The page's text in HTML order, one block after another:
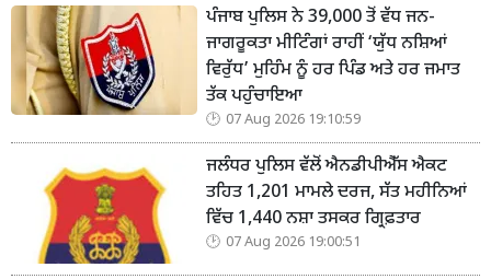
ਪੰਜਾਬ ਪੁਲਿਸ ਨੇ 39,000 ਤੋਂ ਵੱਧ ਜਨ-
ਜਾਗਰੂਕਤਾ ਮੀਟਿੰਗਾਂ ਰਾਹੀਂ ‘ਯੁੱਧ ਨਸ਼ਿਆਂ
ਵਿਰੁੱਧ’ ਮੁਹਿੰਮ ਨੂੰ ਹਰ ਪਿੰਡ ਅਤੇ ਹਰ ਜਮਾਤ
ਤੱਕ ਪਹੁੰਚਾਇਆ
07 Aug 2026 19:10:59
ਜਲੰਧਰ ਪੁਲਿਸ ਵੱਲੋਂ ਐਨਡੀਪੀਐੱਸ ਐਕਟ
ਤਹਿਤ 1,201 ਮਾਮਲੇ ਦਰਜ, ਸੱਤ ਮਹੀਨਿਆਂ
ਵਿੱਚ 1,440 ਨਸ਼ਾ ਤਸਕਰ ਗ੍ਰਿਫ਼ਤਾਰ
07 Aug 2026 19:00:51